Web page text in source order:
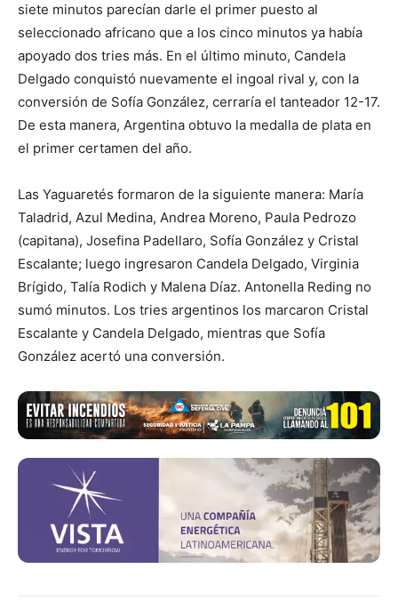
siete minutos parecían darle el primer puesto al
seleccionado africano que a los cinco minutos ya había
apoyado dos tries más. En el último minuto, Candela
Delgado conquistó nuevamente el ingoal rival y, con la
conversión de Sofía González, cerraría el tanteador 12-17.
De esta manera, Argentina obtuvo la medalla de plata en
el primer certamen del año.
Las Yaguaretés formaron de la siguiente manera: María
Taladrid, Azul Medina, Andrea Moreno, Paula Pedrozo
(capitana), Josefina Padellaro, Sofía González y Cristal
Escalante; luego ingresaron Candela Delgado, Virginia
Brígido, Talía Rodich y Malena Díaz. Antonella Reding no
sumó minutos. Los tries argentinos los marcaron Cristal
Escalante y Candela Delgado, mientras que Sofía
González acertó una conversión.